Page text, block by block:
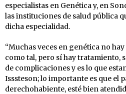
especialistas en Genética y, en
las instituciones de salud pública
dicha especialidad.
“Muchas veces en genética no
como tal, pero sí hay tratamiento,
de complicaciones y es lo que
Isssteson; lo importante es que el
derechohabiente, esté bien